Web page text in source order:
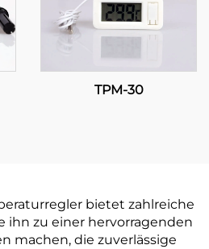
TPM-30
bietet zahlreiche
ihn zu einer hervorragenden
machen, die zuverlässige